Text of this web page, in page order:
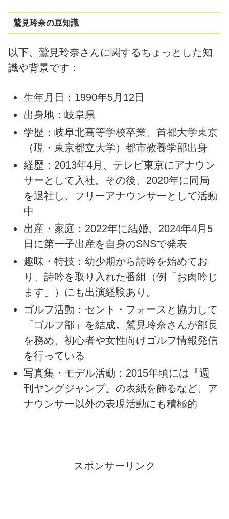
鷲見玲奈の豆知識
以下、鷲見玲奈さんに関するちょっとした知
識や背景です：
生年月日：1990年5月12日
出身地：岐阜県
学歴：岐阜北高等学校卒業、首都大学東京
（現・東京都立大学）都市教養学部出身
経歴：2013年4月、テレビ東京にアナウン
サーとして入社。その後、2020年に同局
を退社し、フリーアナウンサーとして活動
中
出産・家庭：2022年に結婚、2024年4月5
日に第一子出産を自身のSNSで発表
趣味・特技：幼少期から詩吟を始めてお
り、詩吟を取り入れた番組（例「お肉吟じ
ます」）にも出演経験あり。
ゴルフ活動：セント・フォースと協力して
「ゴルフ部」を結成。鷲見玲奈さんが部長
を務め、初心者や女性向けゴルフ情報発信
を行っている
写真集・モデル活動：2015年頃には『週
刊ヤングジャンプ』の表紙を飾るなど、ア
ナウンサー以外の表現活動にも積極的
スポンサーリンク